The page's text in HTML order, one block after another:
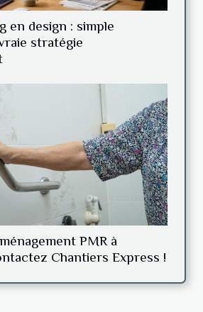
en design : simple
stratégie
PMR à
Chantiers Express !